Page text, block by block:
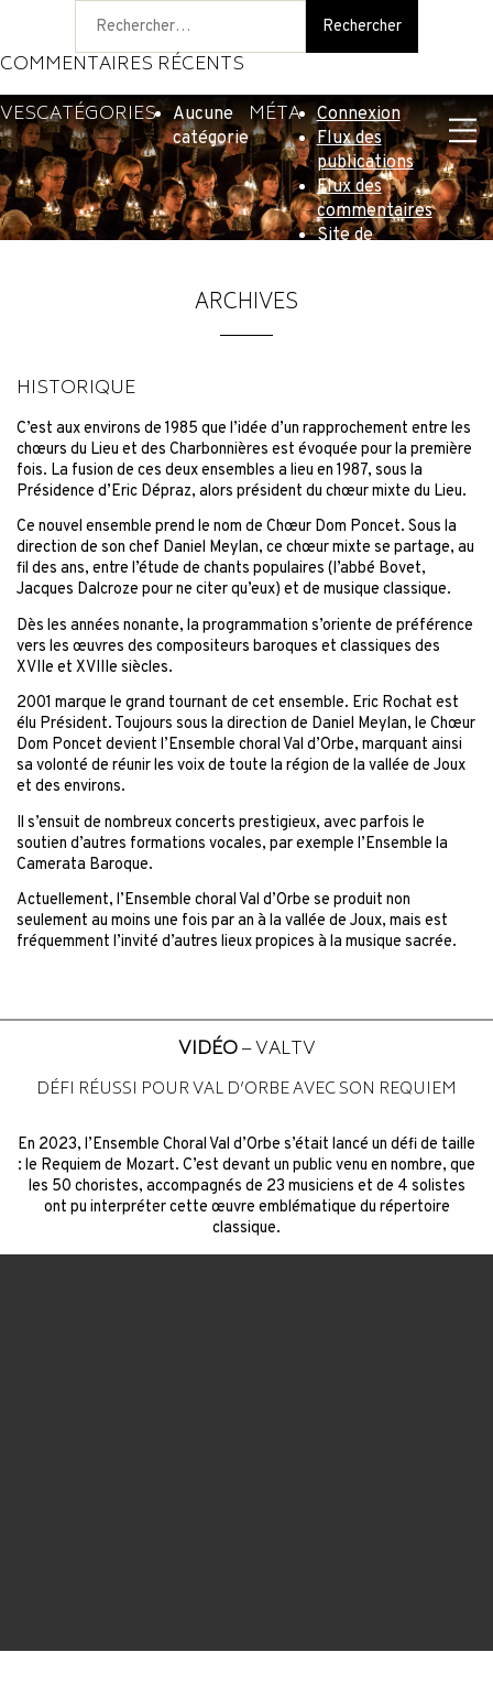
Rechercher :
COMMENTAIRES RÉCENTS
CATÉGORIES
Aucune
catégorie
MÉTA
Connexion
Flux des
publications
Flux des
commentaires
Site de
ARCHIVES
HISTORIQUE
C’est aux environs de 1985 que l’idée d’un rapprochement entre les
chœurs du Lieu et des Charbonnières est évoquée pour la première
fois. La fusion de ces deux ensembles a lieu en 1987, sous la
Présidence d’Eric Dépraz, alors président du chœur mixte du Lieu.
Ce nouvel ensemble prend le nom de Chœur Dom Poncet. Sous la
direction de son chef Daniel Meylan, ce chœur mixte se partage, au
fil des ans, entre l’étude de chants populaires (l’abbé Bovet,
Jacques Dalcroze pour ne citer qu’eux) et de musique classique.
Dès les années nonante, la programmation s’oriente de préférence
vers les œuvres des compositeurs baroques et classiques des
XVIIe et XVIIIe siècles.
2001 marque le grand tournant de cet ensemble. Eric Rochat est
élu Président. Toujours sous la direction de Daniel Meylan, le Chœur
Dom Poncet devient l’Ensemble choral Val d’Orbe, marquant ainsi
sa volonté de réunir les voix de toute la région de la vallée de Joux
et des environs.
Il s’ensuit de nombreux concerts prestigieux, avec parfois le
soutien d’autres formations vocales, par exemple l’Ensemble la
Camerata Baroque.
Actuellement, l’Ensemble choral Val d’Orbe se produit non
seulement au moins une fois par an à la vallée de Joux, mais est
fréquemment l’invité d’autres lieux propices à la musique sacrée.
VIDÉO– VALTV
DÉFI RÉUSSI POUR VAL D’ORBE AVEC SON REQUIEM
En 2023, l’Ensemble Choral Val d’Orbe s’était lancé un défi de taille
: le Requiem de Mozart. C’est devant un public venu en nombre, que
les 50 choristes, accompagnés de 23 musiciens et de 4 solistes
ont pu interpréter cette œuvre emblématique du répertoire
classique.